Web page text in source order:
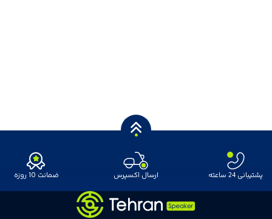
پشتیبانی 24 ساعته ارسال اکسپرس ضمانت 10 روزه